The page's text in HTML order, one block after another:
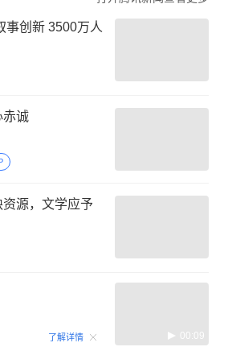
事创新 3500万人
赤诚
源，文学应予
了解详情 00:09